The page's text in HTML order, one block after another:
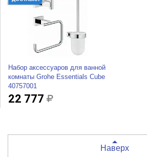
Набор аксессуаров для ванной
комнаты Grohe Essentials Cube
40757001
22 777
Наверх